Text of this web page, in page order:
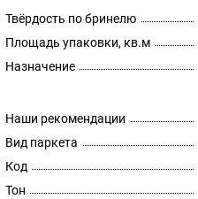
Твёрдость по бринелю
Площадь упаковки, кв.м
Назначение
Наши рекомендации
Вид паркета
Код
Тон